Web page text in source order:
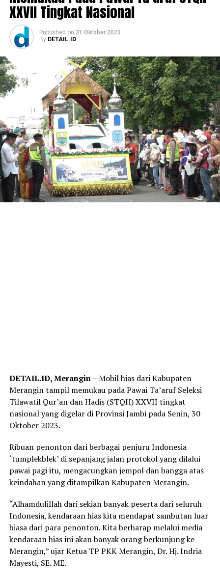
XXVII Tingkat Nasional
Published on 31 Oktober 2023
By DETAIL.ID
DETAIL.ID, Merangin– Mobil hias dari Kabupaten
Merangin tampil memukau pada Pawai Ta’aruf Seleksi
Tilawatil Qur’an dan Hadis (STQH) XXVII tingkat
nasional yang digelar di Provinsi Jambi pada Senin, 30
Oktober 2023.
Ribuan penonton dari berbagai penjuru Indonesia
‘tumplekblek’ di sepanjang jalan protokol yang dilalui
pawai pagi itu, mengacungkan jempol dan bangga atas
keindahan yang ditampilkan Kabupaten Merangin.
“Alhamdulillah dari sekian banyak peserta dari seluruh
Indonesia, kendaraan hias kita mendapat sambutan luar
biasa dari para penonton. Kita berharap melalui media
kendaraan hias ini akan banyak orang berkunjung ke
Merangin,” ujar Ketua TP PKK Merangin, Dr. Hj. Indria
Mayesti, SE. ME.